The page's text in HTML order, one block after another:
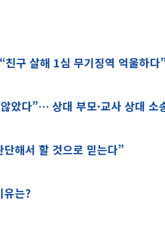
구 살해 1심 무기징역 억울하다
았다”… 상대 부모·교사 상대 소
해서 할 것으로 믿는다”
유는?